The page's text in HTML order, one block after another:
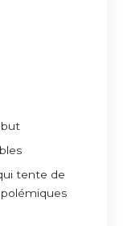
tente de